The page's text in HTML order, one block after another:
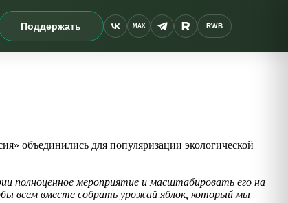
Поддержать MAX RWB
объединились для популяризации экологической
полноценное мероприятие и масштабировать его на
всем вместе собрать урожай яблок, который мы